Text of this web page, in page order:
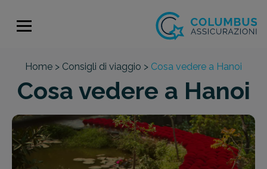
Home > Consigli di viaggio > Cosa vedere a Hanoi
Cosa vedere a Hanoi